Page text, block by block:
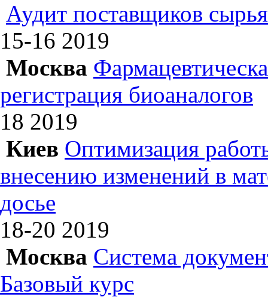
Аудит поставщиков
15-16 2019
Москва
регистрация биоаналогов
18 2019
Киев Оптимизация
внесению изменений в
досье
18-20 2019
Москва Система
Базовый курс